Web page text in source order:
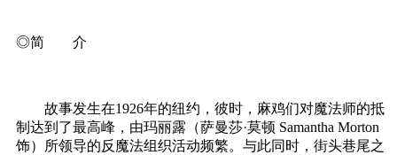
◎简 介
故事发生在1926年的纽约，彼时，麻鸡们对魔法师的抵
制达到了最高峰，由玛丽露（萨曼莎·莫顿 Samantha Morton
饰）所领导的反魔法组织活动频繁。与此同时，街头巷尾之